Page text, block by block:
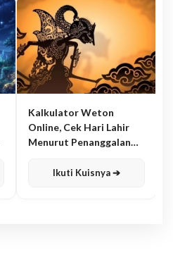
Kalkulator Weton
Online, Cek Hari Lahir
Menurut Penanggalan
Ikuti Kuisnya ➔